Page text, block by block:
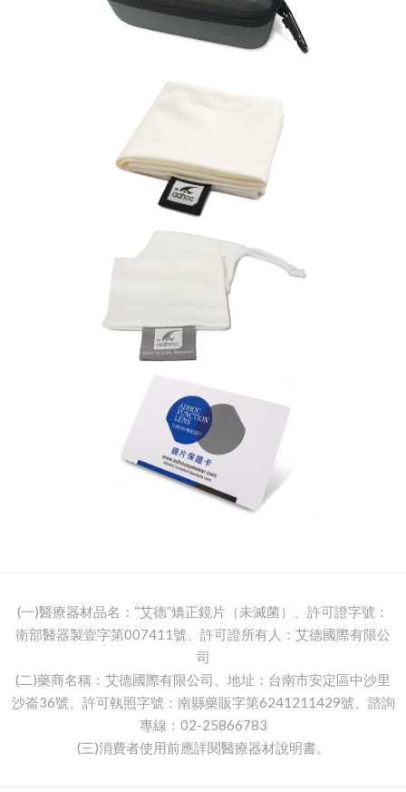
(一)醫療器材品名：“艾德”矯正鏡片（未滅菌）、許可證字號：
衛部醫器製壹字第007411號、許可證所有人：艾德國際有限公
司
(二)藥商名稱：艾德國際有限公司、地址：台南市安定區中沙里
沙崙36號、許可執照字號：南縣藥販字第6241211429號、諮詢
專線：02-25866783
(三)消費者使用前應詳閱醫療器材說明書。